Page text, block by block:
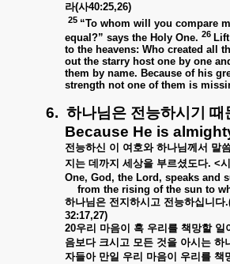
라(사40:25,26)
25 “To whom will you compare
equal?” says the Holy One. 26
to the heavens: Who created all
out the starry host one by one
them by name. Because of his
strength not one of them is
6. 하나님은 전능하시기 때
Because He is
전능하신 이 여호와 하나님께서 말
지는 데까지 세상을 부르셨도다. <
One, God, the Lord, speaks and
from the rising of the sun to
하나님은 전지하시고 전능하십니다
32:17,27)
20우리 마음이 혹 우리를 책망할 일
음보다 크시고 모든 것을 아시는 하
자들아 만일 우리 마음이 우리를 책